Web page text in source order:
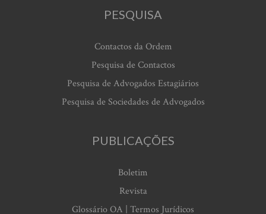
PESQUISA
Contactos da Ordem
Pesquisa de Contactos
Pesquisa de Advogados Estagiários
Pesquisa de Sociedades de Advogados
PUBLICAÇÕES
Boletim
Revista
Glossário OA | Termos Jurídicos